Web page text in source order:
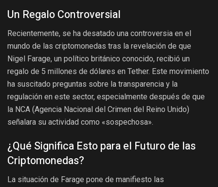
Un Regalo Controversial
Recientemente, se ha desatado una controversia en el
mundo de las criptomonedas tras la revelación de que
Nigel Farage, un político británico conocido, recibió un
regalo de 5 millones de dólares en Tether. Este movimiento
ha suscitado preguntas sobre la transparencia y la
regulación en este sector, especialmente después de que
la NCA (Agencia Nacional del Crimen del Reino Unido)
señalara su actividad como «sospechosa».
¿Qué Significa Esto para el Futuro de las
Criptomonedas?
La situación de Farage pone de manifiesto las